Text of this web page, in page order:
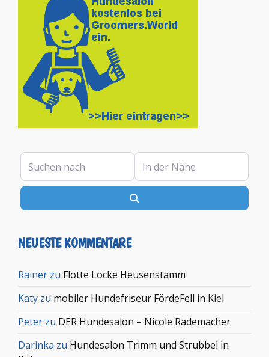
Suchen nach In der Nähe
NEUESTE KOMMENTARE
Rainer zu Flotte Locke Heusenstamm
Katy zu mobiler Hundefriseur FördeFell in Kiel
Peter zu DER Hundesalon – Nicole Rademacher
Darinka zu Hundesalon Trimm und Strubbel in